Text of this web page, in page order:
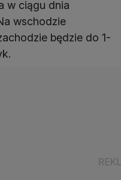
w ciągu dnia
wschodzie
będzie do 1-